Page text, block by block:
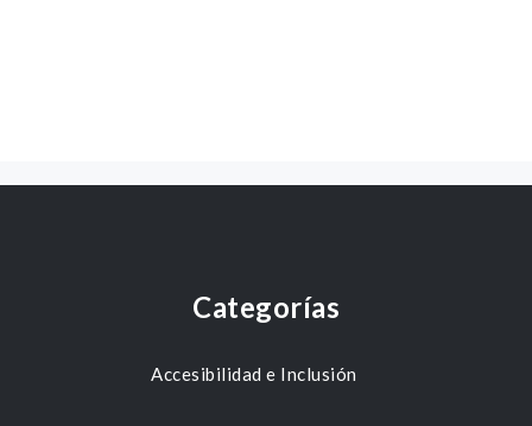
Categorías
Accesibilidad e Inclusión